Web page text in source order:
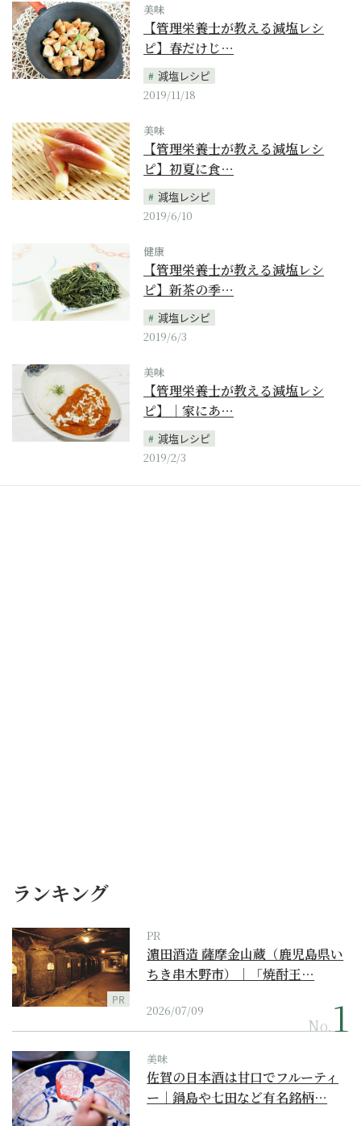
美味
【管理栄養士が教える減塩レシ
ピ】春だけじ…
減塩レシピ
2019/11/18
美味
【管理栄養士が教える減塩レシ
ピ】初夏に食…
減塩レシピ
2019/6/10
健康
【管理栄養士が教える減塩レシ
ピ】新茶の季…
減塩レシピ
2019/6/3
美味
【管理栄養士が教える減塩レシ
ピ】｜家にあ…
減塩レシピ
2019/2/3
ランキング
PR
PR
濵田酒造 薩摩金山蔵（鹿児島県い
ちき串木野市）｜「焼酎王…
2026/07/09
No.
美味
佐賀の日本酒は甘口でフルーティ
ー｜鍋島や七田など有名銘柄…